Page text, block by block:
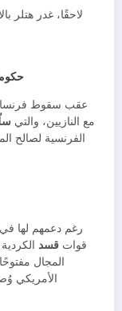
لاحقًا، غدر هتلر
حكومة
عقب سقوط فرنسا
مع النازيين، والتي
الفرنسية لصالح
رغم دعمهم لها
قوات قسد
المجال
الأمريكي